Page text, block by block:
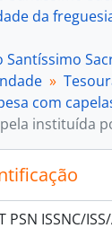
[Unidade de instalação] 012 - Despesa com as
[Unidade de instalação] 014 - Conta de receita e
[Série] 05 - Despesas com alfaias,
[Série] 06 - Despesas com
[Série] 07 - Despesas com
[Série] 09 -
[Série] 10 - Outras receitas
da
Santíssimo
com
instituída
PSN ISSNC/